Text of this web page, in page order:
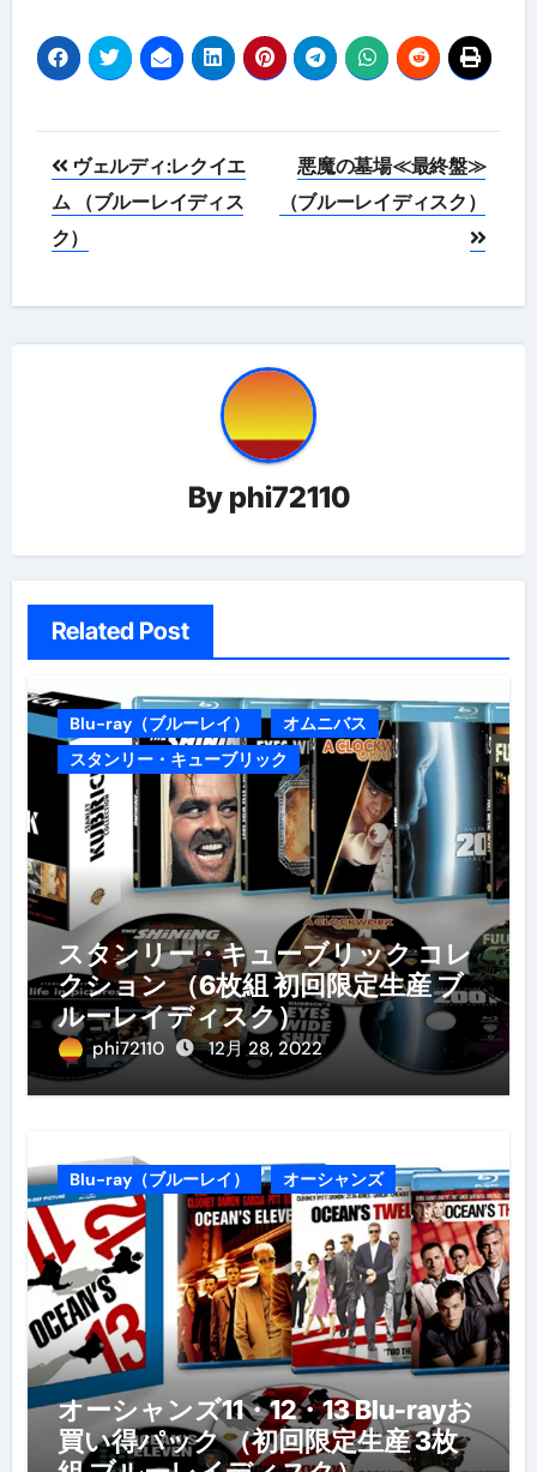
投
稿
ナ
ビ
ゲ
ン
ヴェルディ:レクイエ
ム （ブルーレイディス
ク）
悪魔の墓場≪最終盤≫
（ブルーレイディスク）
By phi72110
Related Post
Blu-ray（ブルーレイ）
オムニバス
スタンリー・キューブリック
スタンリー・キューブリック コレ
クション （6枚組 初回限定生産 ブ
ルーレイディスク）
phi72110 12月 28, 2022
Blu-ray（ブルーレイ） オーシャンズ
オーシャンズ11・12・13 Blu-rayお
買い得パック （初回限定生産 3枚